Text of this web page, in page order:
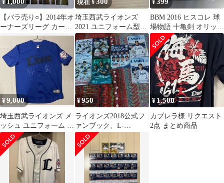
¥
【バラ売り○】2014年オ
ーナーズリーグ カード
36枚
現在 ¥
埼玉西武ライオンズ
2021 ユニフォーム型ピ
ンバッジ 6個 松坂大輔
高橋光成
¥
BBM 2016 ヒスコレ 球
場物語 十亀剣 オリック
スバッファローズ
¥9,000
埼玉西武ライオンズ メ
ッシュ ユニフォーム 直
筆サイン入り
¥950
ライオンズ2018公式フ
ァンブック、L-
magazine L-smile カード
¥ 1,500
カブレラ様 リクエスト
2点 まとめ商品